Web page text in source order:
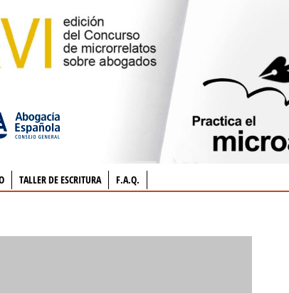
TALLER DE ESCRITURA F.A.Q.